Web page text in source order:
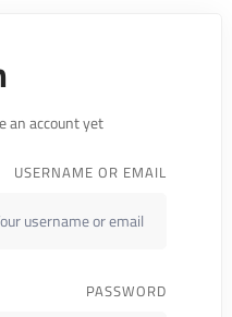
an account yet?
USERNAME OR EMAIL
PASSWORD